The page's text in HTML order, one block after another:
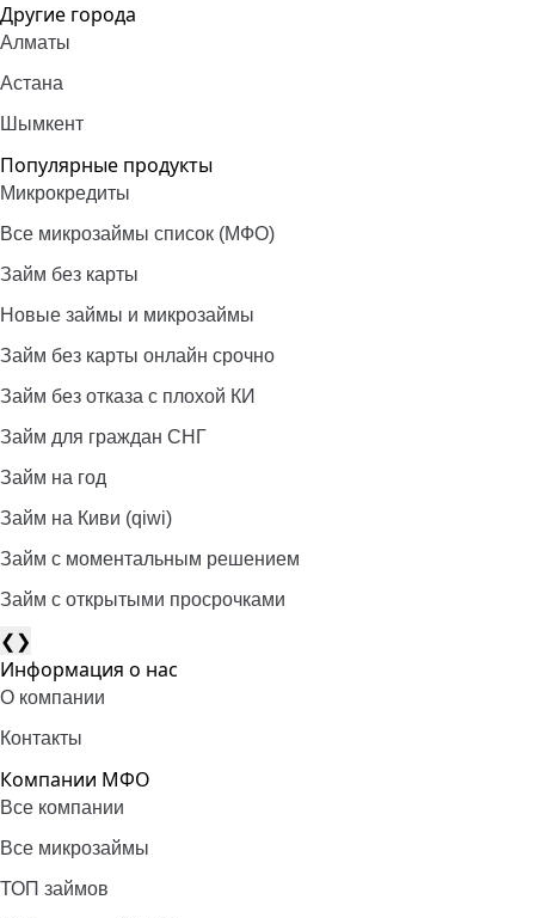
Другие города
Алматы
Астана
Шымкент
Популярные продукты
Микрокредиты
Все микрозаймы список (МФО)
Займ без карты
Новые займы и микрозаймы
Займ без карты онлайн срочно
Займ без отказа с плохой КИ
Займ для граждан СНГ
Займ на год
Займ на Киви (qiwi)
Займ c моментальным решением
Займ с открытыми просрочками
❮❯
Информация о нас
О компании
Контакты
Компании МФО
Все компании
Все микрозаймы
ТОП займов